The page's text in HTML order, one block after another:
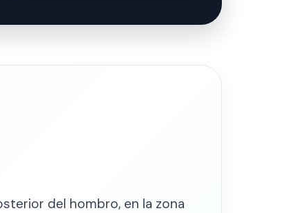
del hombro, en la zona